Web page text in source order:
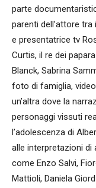
parte
parenti dell’attore tra
e presentatrice tv
Curtis, il re dei
Blanck, Sabrina
foto di famiglia,
un’altra dove la
personaggi vissuti
l’adolescenza di
alle interpretazioni di
come Enzo Salvi,
Mattioli, Daniela